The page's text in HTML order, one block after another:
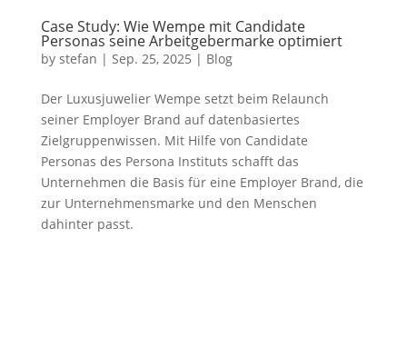
Case Study: Wie Wempe mit Candidate
Personas seine Arbeitgebermarke optimiert
by stefan | Sep. 25, 2025 | Blog
Der Luxusjuwelier Wempe setzt beim Relaunch
seiner Employer Brand auf datenbasiertes
Zielgruppenwissen. Mit Hilfe von Candidate
Personas des Persona Instituts schafft das
Unternehmen die Basis für eine Employer Brand, die
zur Unternehmensmarke und den Menschen
dahinter passt.